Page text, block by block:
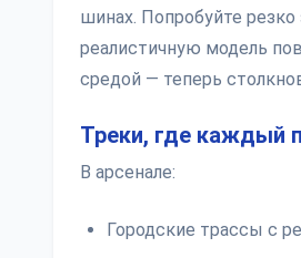
шинах. Попробуйте
реалистичную модель
средой — теперь
Треки, где каждый
В арсенале:
Городские трассы с